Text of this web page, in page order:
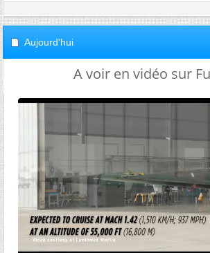
Aujourd'hui
A voir en vidéo sur